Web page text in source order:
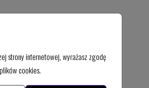
strony internetowej, wyrażasz zgodę
cookies.